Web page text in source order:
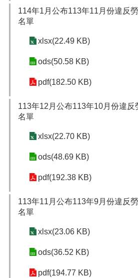
114年1月公布113年11月份違反
名單
xlsx(22.49 KB)
ods(50.58 KB)
pdf(182.50 KB)
113年12月公布113年10月份違反
名單
xlsx(22.70 KB)
ods(48.69 KB)
pdf(192.38 KB)
113年11月公布113年9月份違反
名單
xlsx(23.06 KB)
ods(36.52 KB)
pdf(194.77 KB)